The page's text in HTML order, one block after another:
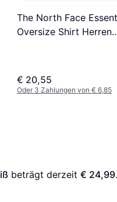
The North Face
Oversize Shirt Herren
€ 20,55
Oder 3 Zahlungen von € 6,85
beträgt derzeit € 24,99